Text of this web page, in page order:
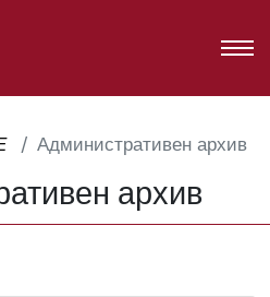
Административен архив
архив